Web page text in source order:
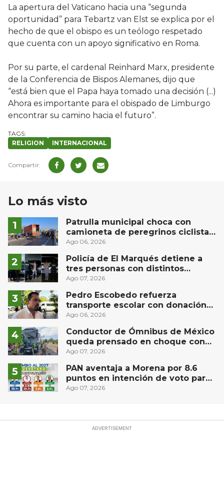
La apertura del Vaticano hacia una “segunda
oportunidad” para Tebartz van Elst se explica por el
hecho de que el obispo es un teólogo respetado
que cuenta con un apoyo significativo en Roma.
Por su parte, el cardenal Reinhard Marx, presidente
de la Conferencia de Bispos Alemanes, dijo que
“está bien que el Papa haya tomado una decisión (...)
Ahora es importante para el obispado de Limburgo
encontrar su camino hacia el futuro”.
RELIGION INTERNACIONAL
Lo más visto
Patrulla municipal choca con
camioneta de peregrinos ciclistas
en la autopista México-Querétaro
Ago 06, 2026
Policía de El Marqués detiene a
tres personas con distintos
narcóticos
Ago 07, 2026
Pedro Escobedo refuerza
transporte escolar con donación
de camión de Flecha Amarilla para
Ago 06, 2026
Conductor de Ómnibus de México
queda prensado en choque con
materialista en San Juan del Río
Ago 07, 2026
PAN aventaja a Morena por 8.6
puntos en intención de voto para
gubernatura de Querétaro, según
Ago 07, 2026